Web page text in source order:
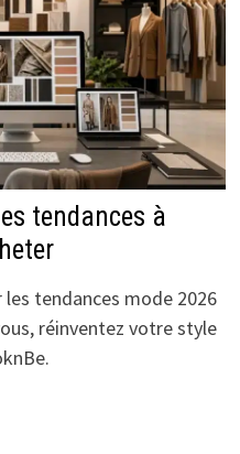
tendances à
tendances mode 2026
réinventez votre style